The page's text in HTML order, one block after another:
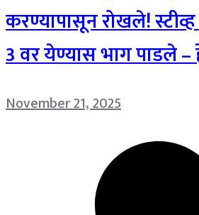
करण्यापासून रोखले!
3 वर येण्यास भाग पाडले
November 21, 2025